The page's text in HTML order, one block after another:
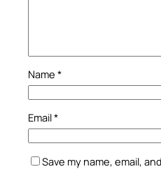
Name *
Email*
Save my name, email,